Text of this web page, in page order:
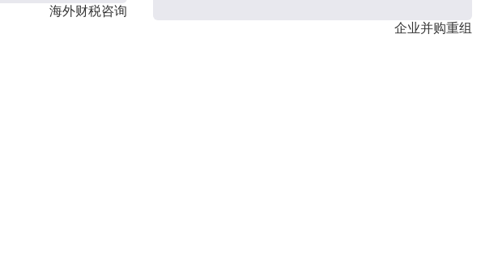
海外财税咨询
企业并购重组